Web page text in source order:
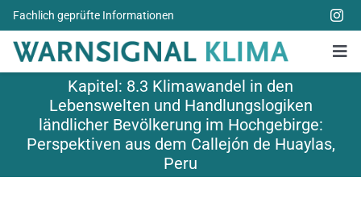
Zum
Inhalt
springen
Fachlich geprüfte Informationen
Alle Bücher
Über uns
Kapitel: 8.3 Klimawandel in den
Lebenswelten und Handlungslogiken
ländlicher Bevölkerung im Hochgebirge:
Perspektiven aus dem Callejón de Huaylas,
Peru